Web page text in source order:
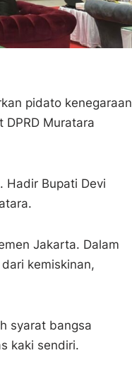
pidato kenegaraan
Muratara
Hadir Bupati Devi
Jakarta. Dalam
kemiskinan,
syarat bangsa
kaki sendiri.